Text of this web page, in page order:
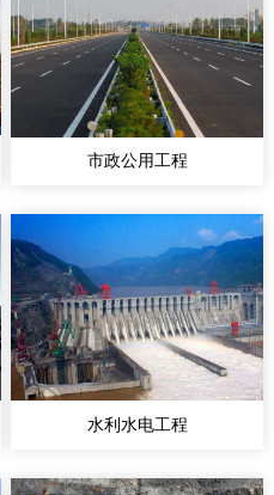
市政公用工程
水利水电工程